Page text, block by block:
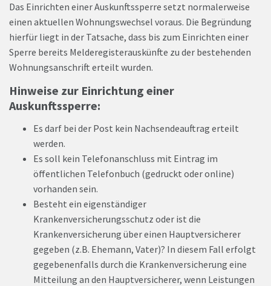
Das Einrichten einer Auskunftssperre setzt normalerweise
einen aktuellen Wohnungswechsel voraus. Die Begründung
hierfür liegt in der Tatsache, dass bis zum Einrichten einer
Sperre bereits Melderegisterauskünfte zu der bestehenden
Wohnungsanschrift erteilt wurden.
Hinweise zur Einrichtung einer
Auskunftssperre:
Es darf bei der Post kein Nachsendeauftrag erteilt
werden.
Es soll kein Telefonanschluss mit Eintrag im
öffentlichen Telefonbuch (gedruckt oder online)
vorhanden sein.
Besteht ein eigenständiger
Krankenversicherungsschutz oder ist die
Krankenversicherung über einen Hauptversicherer
gegeben (z.B. Ehemann, Vater)? In diesem Fall erfolgt
gegebenenfalls durch die Krankenversicherung eine
Mitteilung an den Hauptversicherer, wenn Leistungen